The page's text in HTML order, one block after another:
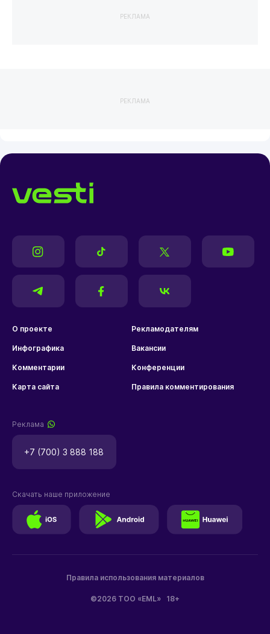
РЕКЛАМА
РЕКЛАМА
О проекте Рекламодателям
Инфографика Вакансии
Комментарии Конференции
Карта сайта Правила комментирования
Реклама
+7 (700) 3 888 188
©2026 ТОО «EML» 18+
Правила использования материалов
Скачать наше приложение